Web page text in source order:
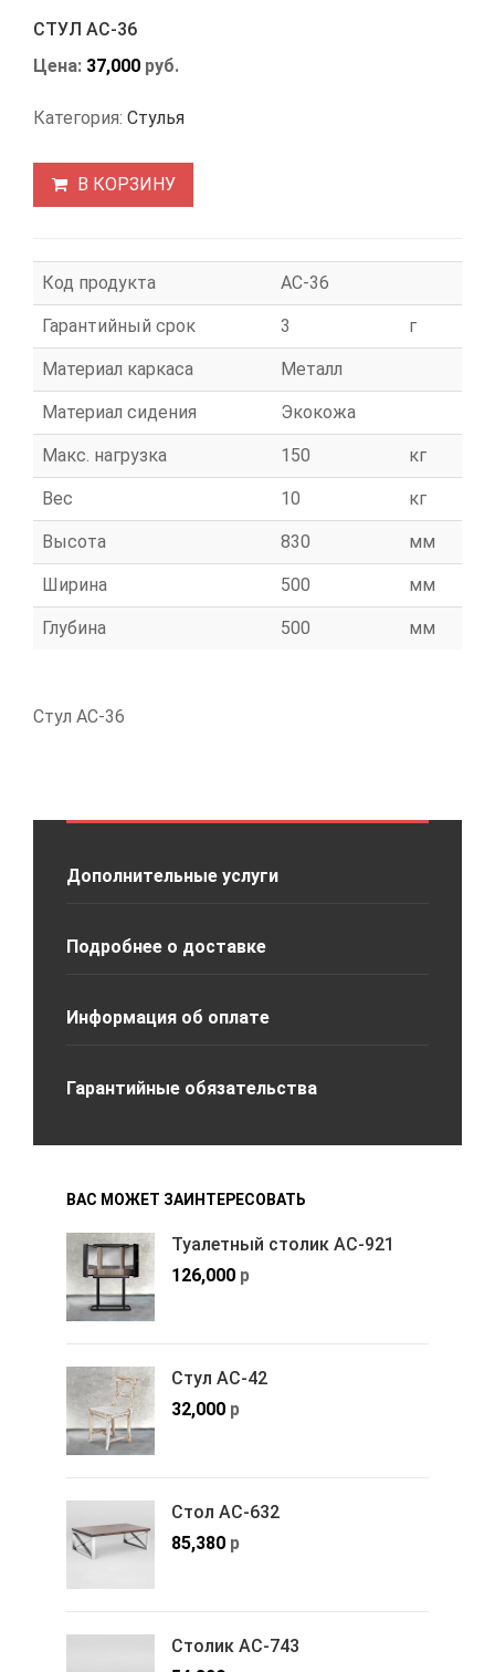
СТУЛ АС-36
Цена: 37,000 руб.
Категория: Стулья
В КОРЗИНУ
Код продукта АС-36
Гарантийный срок 3 г
Материал каркаса Металл
Материал сидения Экокожа
Макс. нагрузка 150 кг
Вес 10 кг
Высота 830 мм
Ширина 500 мм
Глубина 500 мм
Стул АС-36
Дополнительные услуги
Подробнее о доставке
Информация об оплате
Гарантийные обязательства
ВАС МОЖЕТ ЗАИНТЕРЕСОВАТЬ
Туалетный столик АС-921
126,000 р
Стул АС-42
32,000 р
Стол АС-632
85,380 р
Столик АС-743